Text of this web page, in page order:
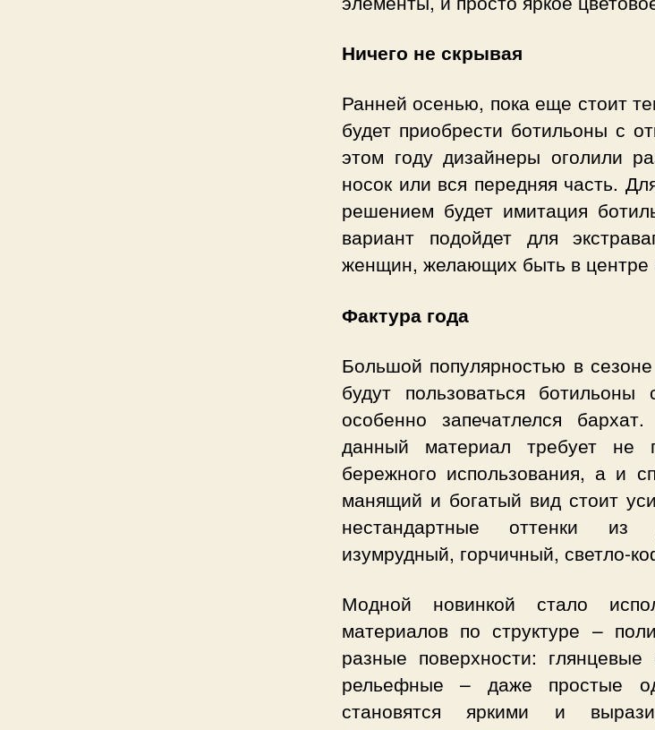
Ничего не скрывая
Ранней осенью, пока еще стоит
будет приобрести ботильоны с
этом году дизайнеры оголили
носок или вся передняя часть.
решением будет имитация
вариант подойдет для
женщин, желающих быть в центре
Фактура года
Большой популярностью в
будут пользоваться
особенно запечатлелся
данный материал требует не
бережного использования, а и
манящий и богатый вид стоит
нестандартные оттенки из
изумрудный, горчичный, светло-
Модной новинкой стало
материалов по структуре –
разные поверхности:
рельефные – даже простые
становятся яркими и